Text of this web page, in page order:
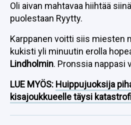
Oli aivan mahtavaa hiihtää
puolestaan Ryytty.
Karppanen voitti siis miesten
kukisti yli minuutin erolla
Lindholmin. Pronssia nappasi
LUE MYÖS: Huippujuoksija
kisajoukkueelle täysi